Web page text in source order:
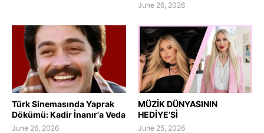
June 26, 2026
Türk Sinemasında Yaprak
Dökümü: Kadir İnanır'a Veda
June 26, 2026
MÜZİK DÜNYASININ
HEDİYE’Sİ
June 25, 2026